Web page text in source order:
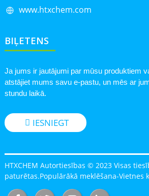
www.htxchem.com
BIĻETENS
Ja jums ir jautājumi par mūsu produktiem
atstājiet mums savu e-pastu, un mēs ar
stundu laikā.
IESNIEGT
HTXCHEM Autortiesības © 2023 Visas
paturētas.Populārākā meklēšana-Vietnes